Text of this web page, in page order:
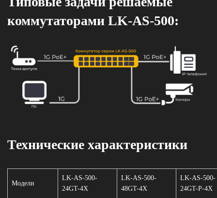
коммутаторами LK-AS-500:
Технические характеристики
Модели
LK-AS-500-
24GT-4X
LK-AS-500-
48GT-4X
LK-AS-500-
24GT-P-4X